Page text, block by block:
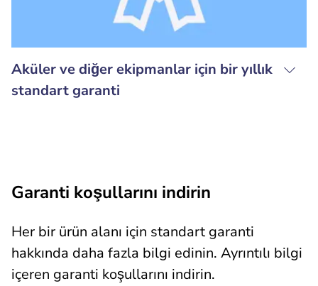
Aküler ve diğer ekipmanlar için bir yıllık
standart garanti
Garanti koşullarını indirin
Her bir ürün alanı için standart garanti
hakkında daha fazla bilgi edinin. Ayrıntılı bilgi
içeren garanti koşullarını indirin.